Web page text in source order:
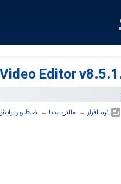
نرم افزار ← ‏ مالتی مدیا ← ‏ ضبط و